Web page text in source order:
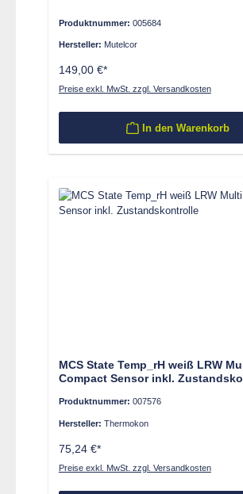
Produktnummer: 005684
Hersteller: Mutelcor
149,00 €*
Preise exkl. MwSt. zzgl. Versandkosten
In den Warenkorb
MCS State Temp_rH weiß LRW
Compact Sensor inkl.
Produktnummer: 007576
Hersteller: Thermokon
75,24 €*
Preise exkl. MwSt. zzgl. Versandkosten